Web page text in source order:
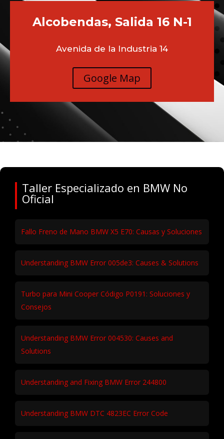
Alcobendas, Salida 16 N-1
Avenida de la Industria 14
Google Map
Taller Especializado en BMW No
Oficial
Fallo Freno de Mano BMW X5 E70: Causas y Soluciones
Understanding BMW Error 005de3: Causes & Solutions
Turbo para Mini Cooper Código P0191: Soluciones y
Consejos
Understanding BMW Error 004530: Causes and
Solutions
Understanding and Fixing BMW Error 244800
Understanding BMW DTC 4823EC Error Code